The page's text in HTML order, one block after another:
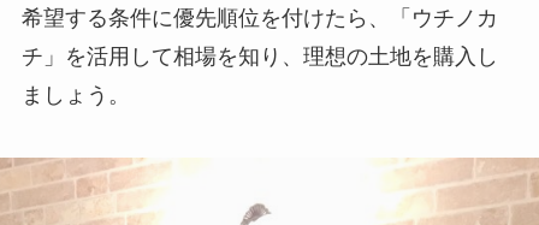
希望する条件に優先順位を付けたら、「ウチノカ
チ」を活用して相場を知り、理想の土地を購入し
ましょう。